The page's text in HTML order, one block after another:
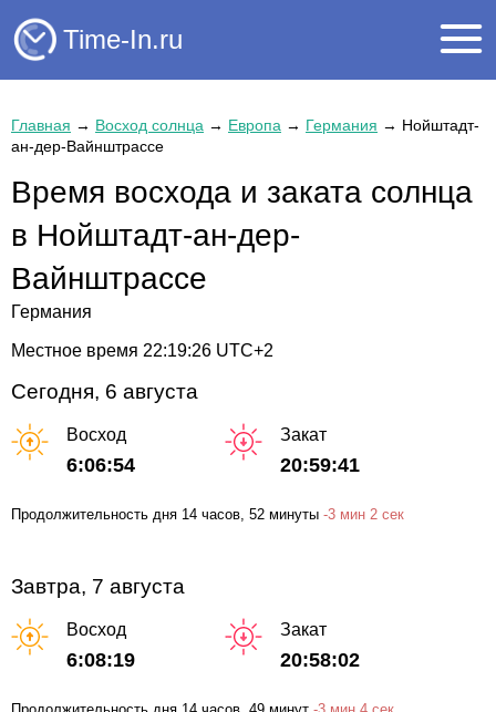
Time-In.ru
Главная → Восход солнца → Европа → Германия → Нойштадт-
ан-дер-Вайнштрассе
Время восхода и заката солнца
в Нойштадт-ан-дер-
Вайнштрассе
Германия
Местное время 22:19:27 UTC+2
Сегодня, 6 августа
Восход
6:06:54
Закат
20:59:41
Продолжительность дня 14 часов , 52 минуты -3 мин 2 сек
Завтра, 7 августа
Восход
6:08:19
Закат
20:58:02